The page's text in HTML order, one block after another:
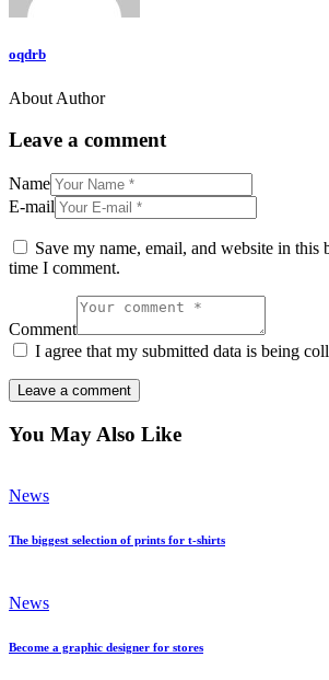
oqdrb
About Author
Leave a comment
Name
E-mail
Save my name, email, and website in this
time I comment.
Comment
I agree that my submitted data is being
You May Also Like
News
The biggest selection of prints for t-shirts
News
Become a graphic designer for stores